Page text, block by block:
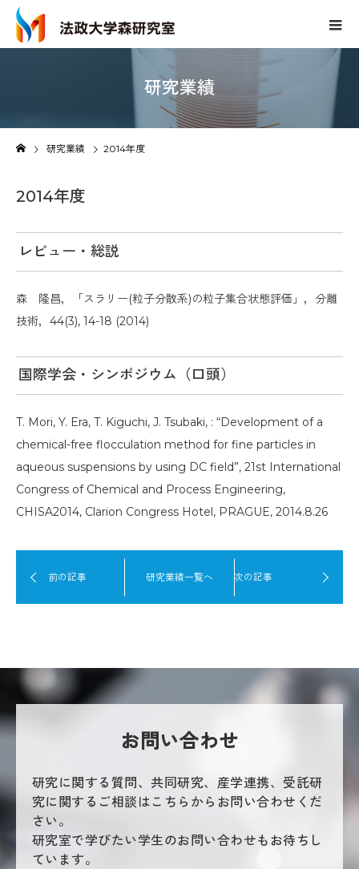
研究業績
研究業績 2014年度
2014年度
レビュー・総説
森 隆昌，「スラリー(粒子分散系)の粒子集合状態評価」，分離
技術，44(3), 14-18 (2014)
国際学会・シンポジウム（口頭）
T. Mori, Y. Era, T. Kiguchi, J. Tsubaki, : “Development of a
chemical-free flocculation method for fine particles in
aqueous suspensions by using DC field”, 21st International
Congress of Chemical and Process Engineering,
CHISA2014, Clarion Congress Hotel, PRAGUE, 2014.8.26
前の記事 研究業績一覧へ 次の記事
お問い合わせ
研究に関する質問、共同研究、産学連携、受託研
究に関するご相談はこちらからお問い合わせくだ
さい。
研究室で学びたい学生のお問い合わせもお待ちし
ています。